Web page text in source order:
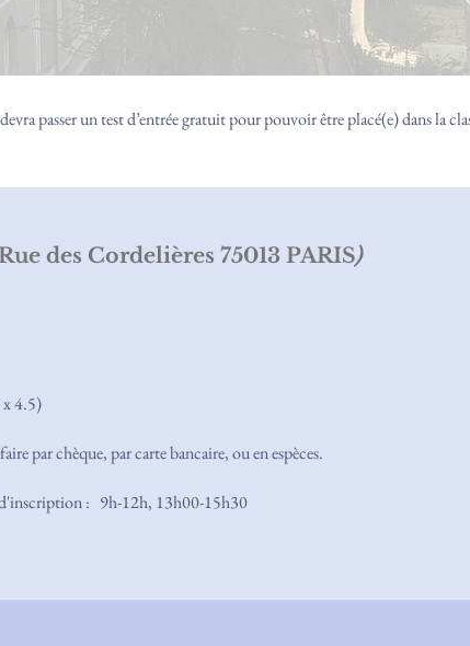
passer un test d’entrée gratuit pour pouvoir être placé(e) dans la
des Cordelières 75013 PARIS)
4.5)
par chèque, par carte bancaire, ou en espèces.
: 9h-12h, 13h00-15h30